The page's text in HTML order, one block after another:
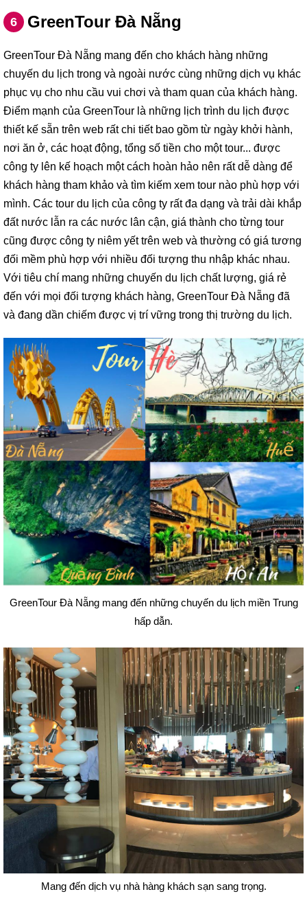
6 GreenTour Đà Nẵng
GreenTour Đà Nẵng mang đến cho khách hàng những
chuyến du lịch trong và ngoài nước cùng những dịch vụ khác
phục vụ cho nhu cầu vui chơi và tham quan của khách hàng.
Điểm mạnh của GreenTour là những lịch trình du lịch được
thiết kế sẵn trên web rất chi tiết bao gồm từ ngày khởi hành,
nơi ăn ở, các hoạt động, tổng số tiền cho một tour... được
công ty lên kế hoạch một cách hoàn hảo nên rất dễ dàng để
khách hàng tham khảo và tìm kiếm xem tour nào phù hợp với
mình. Các tour du lịch của công ty rất đa dạng và trải dài khắp
đất nước lẫn ra các nước lân cận, giá thành cho từng tour
cũng được công ty niêm yết trên web và thường có giá tương
đối mềm phù hợp với nhiều đối tượng thu nhập khác nhau.
Với tiêu chí mang những chuyến du lịch chất lượng, giá rẻ
đến với mọi đối tượng khách hàng, GreenTour Đà Nẵng đã
và đang dần chiếm được vị trí vững trong thị trường du lịch.
GreenTour Đà Nẵng mang đến những chuyến du lịch miền Trung
hấp dẫn.
Mang đến dịch vụ nhà hàng khách sạn sang trọng.